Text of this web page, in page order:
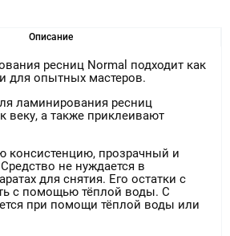
Описание
ресниц Normal подходит как
для опытных мастеров.
ламинирования ресниц
веку, а также приклеивают
консистенцию, прозрачный и
не нуждается в
для снятия. Его остатки с
с помощью тёплой воды. С
при помощи тёплой воды или